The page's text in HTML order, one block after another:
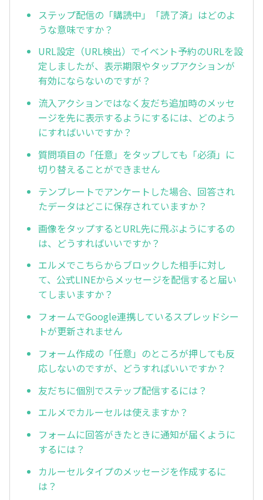
ステップ配信の「購読中」「読了済」はどのよ
うな意味ですか？
URL設定（URL検出）でイベント予約のURLを設
定しましたが、表示期限やタップアクションが
有効にならないのですが？
流入アクションではなく友だち追加時のメッセ
ージを先に表示するようにするには、どのよう
にすればいいですか？
質問項目の「任意」をタップしても「必須」に
切り替えることができません
テンプレートでアンケートした場合、回答され
たデータはどこに保存されていますか？
画像をタップするとURL先に飛ぶようにするの
は、どうすればいいですか？
エルメでこちらからブロックした相手に対し
て、公式LINEからメッセージを配信すると届い
てしまいますか？
フォームでGoogle連携しているスプレッドシー
トが更新されません
フォーム作成の「任意」のところが押しても反
応しないのですが、どうすればいいですか？
友だちに個別でステップ配信するには？
エルメでカルーセルは使えますか？
フォームに回答がきたときに通知が届くように
するには？
カルーセルタイプのメッセージを作成するに
は？